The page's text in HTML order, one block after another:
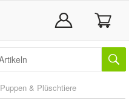
Puppen & Plüschtiere